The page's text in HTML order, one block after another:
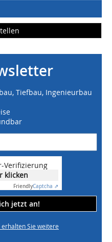
Tiefbau, Ingenieurbau
Verifizierung
klicken
FriendlyCaptcha ⇗
jetzt an!
erhalten Sie weitere